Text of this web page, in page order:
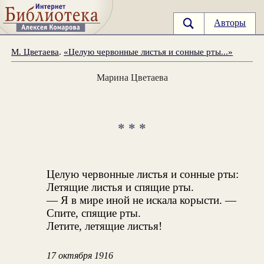
Авторы
М. Цветаева. «Целую червонные листья и сонные рты...»
Марина Цветаева
* * *
Целую червонные листья и сонные рты:
Летящие листья и спящие рты.
— Я в мире иной не искала корысти. —
Спите, спящие рты.
Летите, летящие листья!
17 октября 1916